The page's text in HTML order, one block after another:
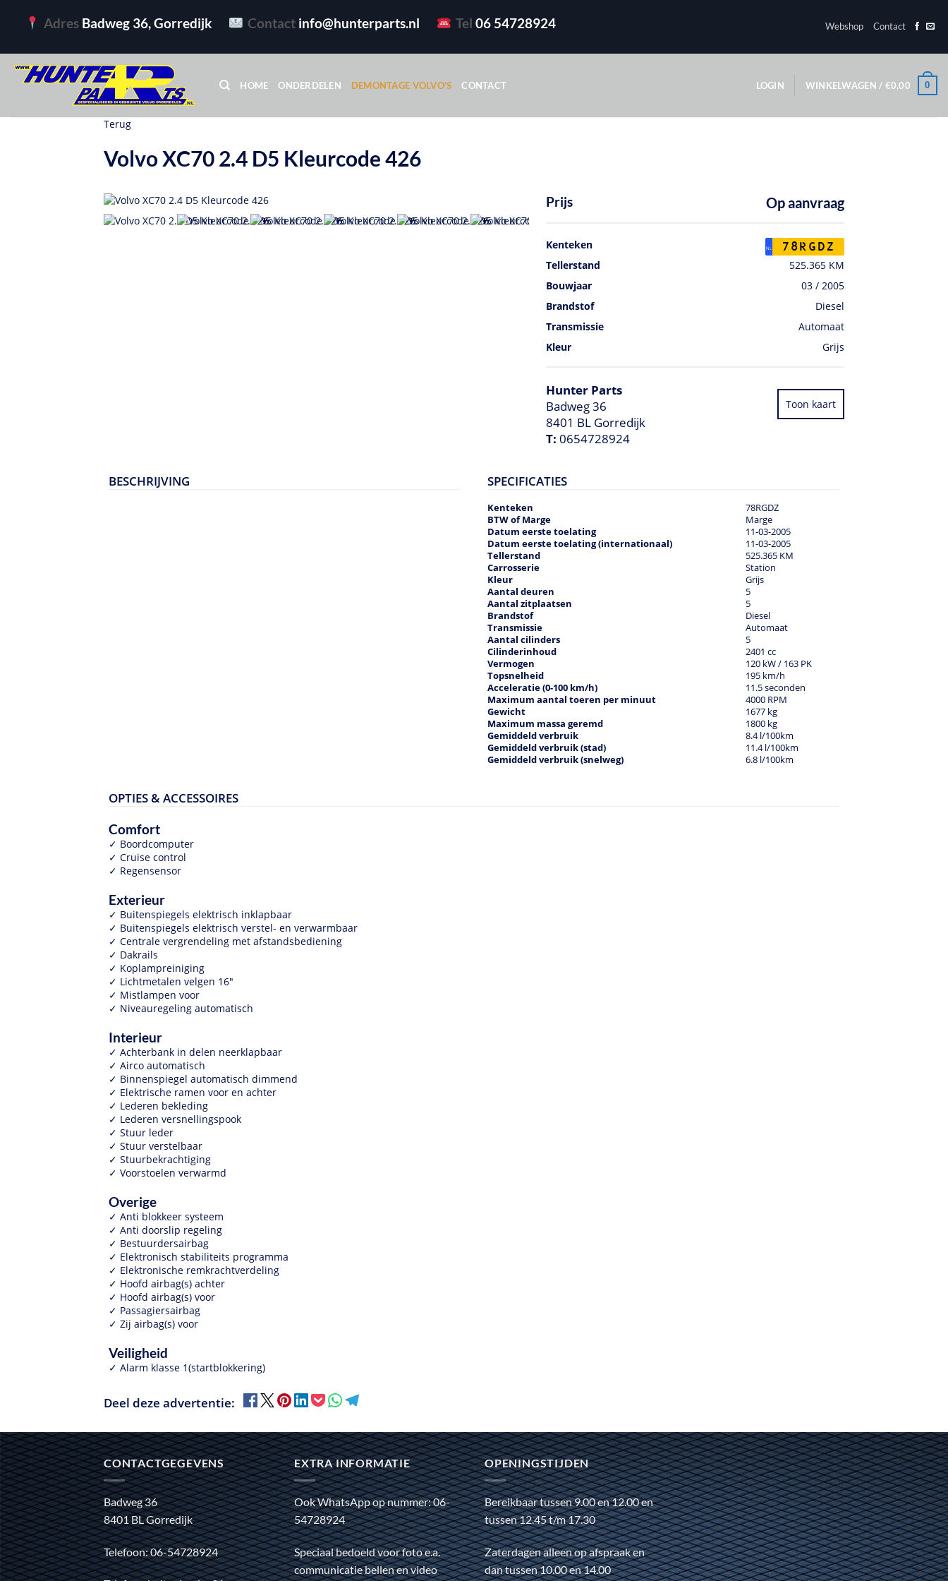
Adres Badweg 36, Gorredijk Contact info@hunterparts.nl Tel 06 54728924 Webshop Contact
HOME ONDERDELEN DEMONTAGE VOLVO’S CONTACT LOGIN WINKELWAGEN / €0,00 0
Terug
Volvo XC70 2.4 D5 Kleurcode 426
Prijs Op aanvraag
Kenteken NL 78RGDZ
Tellerstand
525.365 KM
Bouwjaar
03 / 2005
Brandstof
Diesel
Transmissie
Automaat
Kleur
Grijs
Hunter Parts
Badweg 36
8401 BL Gorredijk
T: 0654728924
Toon kaart
BESCHRIJVING SPECIFICATIES
Kenteken
78RGDZ
BTW of Marge
Marge
Datum eerste toelating
11-03-2005
Datum eerste toelating (internationaal)
11-03-2005
Tellerstand
525.365 KM
Carrosserie
Station
Kleur
Grijs
Aantal deuren
5
Aantal zitplaatsen
5
Brandstof
Diesel
Transmissie
Automaat
Aantal cilinders
5
Cilinderinhoud
2401 cc
Vermogen
120 kW / 163 PK
Topsnelheid
195 km/h
Acceleratie (0-100 km/h)
11.5 seconden
Maximum aantal toeren per minuut
4000 RPM
Gewicht
1677 kg
Maximum massa geremd
1800 kg
Gemiddeld verbruik
8.4 l/100km
Gemiddeld verbruik (stad)
11.4 l/100km
Gemiddeld verbruik (snelweg)
6.8 l/100km
OPTIES & ACCESSOIRES
Comfort
Boordcomputer
Cruise control
Regensensor
Exterieur
Buitenspiegels elektrisch inklapbaar
Buitenspiegels elektrisch verstel- en verwarmbaar
Centrale vergrendeling met afstandsbediening
Dakrails
Koplampreiniging
Lichtmetalen velgen 16"
Mistlampen voor
Niveauregeling automatisch
Interieur
Achterbank in delen neerklapbaar
Airco automatisch
Binnenspiegel automatisch dimmend
Elektrische ramen voor en achter
Lederen bekleding
Lederen versnellingspook
Stuur leder
Stuur verstelbaar
Stuurbekrachtiging
Voorstoelen verwarmd
Overige
Anti blokkeer systeem
Anti doorslip regeling
Bestuurdersairbag
Elektronisch stabiliteits programma
Elektronische remkrachtverdeling
Hoofd airbag(s) achter
Hoofd airbag(s) voor
Passagiersairbag
Zij airbag(s) voor
Veiligheid
Alarm klasse 1(startblokkering)
Deel deze advertentie:
CONTACTGEGEVENS
Badweg 36
8401 BL Gorredijk
Telefoon: 06-54728924
EXTRA INFORMATIE
Ook WhatsApp op nummer: 06-
54728924
Speciaal bedoeld voor foto e.a.
communicatie bellen en video
OPENINGSTIJDEN
Bereikbaar tussen 9.00 en 12.00 en
tussen 12.45 t/m 17.30
Zaterdagen alleen op afspraak en
dan tussen 10.00 en 14.00